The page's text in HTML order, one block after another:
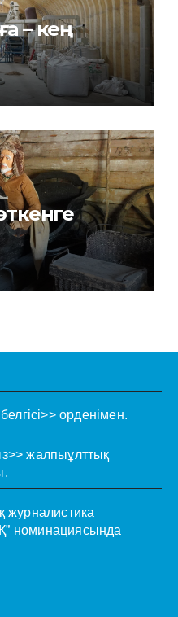
кең
орденімен.
жалпыұлттық
журналистика
номинациясында